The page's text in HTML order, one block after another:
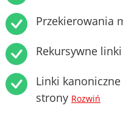
Przekierowania
Rekursywne
Linki
strony Rozwiń